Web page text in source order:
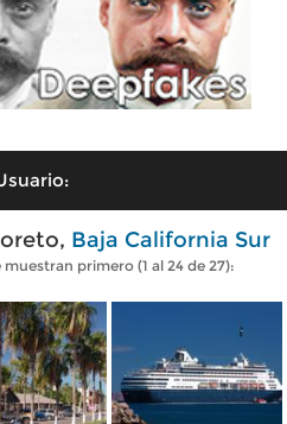
Baja California Sur
primero (1 al 24 de 27):